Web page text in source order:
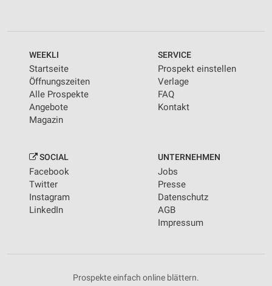
WEEKLI
Startseite
Öffnungszeiten
Alle Prospekte
Angebote
Magazin
SERVICE
Prospekt einstellen
Verlage
FAQ
Kontakt
SOCIAL
Facebook
Twitter
Instagram
LinkedIn
UNTERNEHMEN
Jobs
Presse
Datenschutz
AGB
Impressum
Prospekte einfach online blättern.